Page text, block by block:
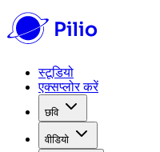
स्टूडियो
एक्सप्लोर करें
छवि
वीडियो